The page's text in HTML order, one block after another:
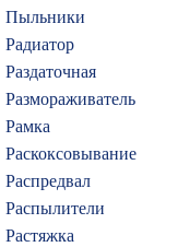
Пыльники
Радиатор
Раздаточная
Размораживатель
Рамка
Раскоксовывание
Распредвал
Распылители
Растяжка